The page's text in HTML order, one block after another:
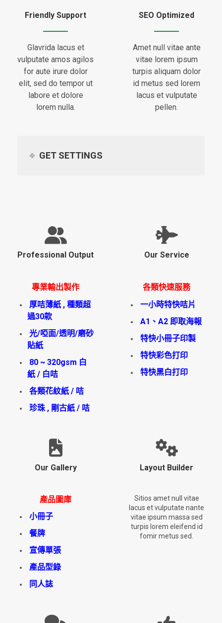
Friendly Support
Glavrida lacus et
vulputate amos agilos
for aute irure dolor
elit, sed do tempor ut
labore et dolore
lorem nulla.
SEO Optimized
Amet null vitae ante
vitae lorem ipsum
turpis aliquam dolor
id metus sed lorem
lacus et vulputate
pellen.
GET SETTINGS
Professional Output
專業輸出製作
厚咭薄紙 , 種類超
過30款
光/啞面/透明/磨砂
貼紙
80 ~ 320gsm 白
紙 / 白咭
各類花紋紙 / 咭
珍珠 , 剛古紙 / 咭
Our Service
各類快速服務
一小時特快咭片
A1、A2 即取海報
特快小冊子印製
特快彩色打印
特快黑白打印
Our Gallery
產品圖庫
小冊子
餐牌
宣傳單張
產品型錄
同人誌
Layout Builder
Sitios amet null vitae
lacus et vulputate nante
vitae ipsum massa sed
turpis lorem eleifend id
fomir metus sed.